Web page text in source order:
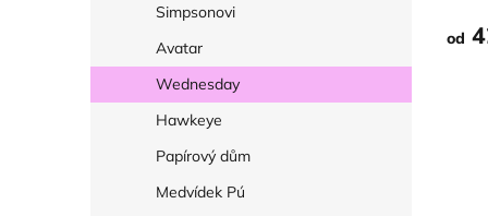
Simpsonovi
Avatar
Wednesday
Hawkeye
Papírový dům
Medvídek Pú
od